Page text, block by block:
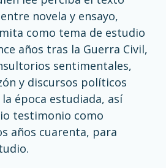
novela y ensayo,
como tema de estudio
años tras la Guerra Civil,
sentimentales,
y discursos políticos
época estudiada, así
testimonio como
años cuarenta, para